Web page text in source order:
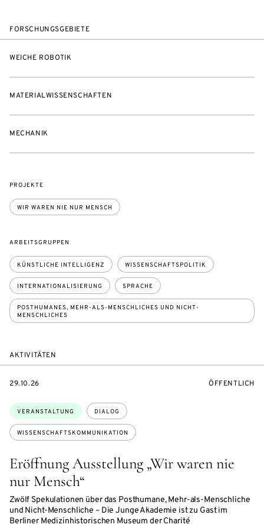
FORSCHUNGSGEBIETE
WEICHE ROBOTIK
MATERIALWISSENSCHAFTEN
MECHANIK
PROJEKTE
WIR WAREN NIE NUR MENSCH
ARBEITSGRUPPEN
KÜNSTLICHE INTELLIGENZ WISSENSCHAFTSPOLITIK
INTERNATIONALISIERUNG SPRACHE
POSTHUMANES, MEHR-ALS-MENSCHLICHES UND NICHT-
MENSCHLICHES
AKTIVITÄTEN
Eröffnung Ausstellung „Wir waren nie
nur Mensch“
Zwölf Spekulationen über das Posthumane, Mehr-als-Menschliche
und Nicht-Menschliche – Die Junge Akademie ist zu Gast im
Berliner Medizinhistorischen Museum der Charité
Themen:
VERANSTALTUNG DIALOG
WISSENSCHAFTSKOMMUNIKATION
EVENTBEGINSON
29.10.26 ÖFFENTLICH